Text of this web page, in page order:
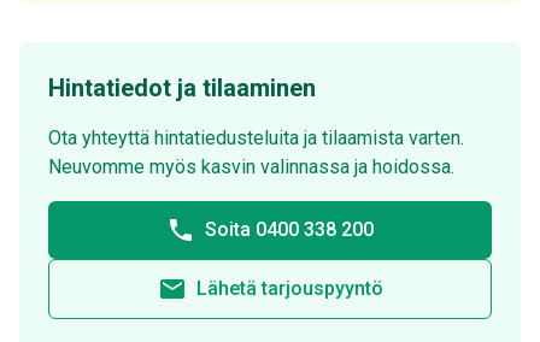
Hintatiedot ja tilaaminen
Ota yhteyttä hintatiedusteluita ja tilaamista varten.
Neuvomme myös kasvin valinnassa ja hoidossa.
phone Soita 0400 338 200
email Lähetä tarjouspyyntö